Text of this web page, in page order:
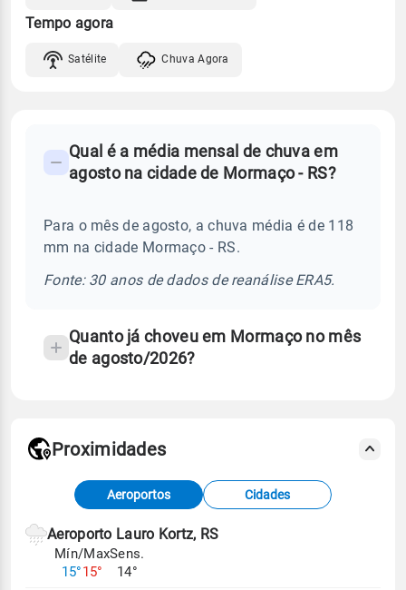
Tempo agora
Satélite Chuva Agora
Perguntas
sobre
chuva
Qual é a média mensal de chuva em
agosto na cidade de Mormaço - RS?
Para o mês de agosto, a chuva média é de 118
mm na cidade Mormaço - RS.
Fonte: 30 anos de dados de reanálise ERA5.
Quanto já choveu em Mormaço no mês
de agosto/2026?
Fonte: dados combinados de estações
meteorológicas e satélite do Centro de Previsão
de Tempo e Estudos Climáticos (CPTEC).
Para obter mais informações sobre os dados
Proximidades
Aeroportos Cidades
Aeroporto Lauro Kortz, RS
Mín/Max
15°15°
Sens.
14°